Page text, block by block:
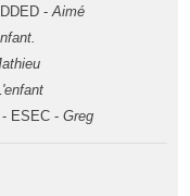
- Aimé
ESEC - Greg